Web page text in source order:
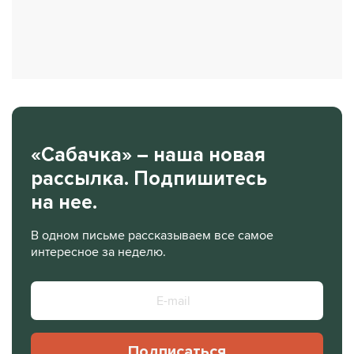
«Сабачка» – наша новая
рассылка. Подпишитесь
на нее.
В одном письме рассказываем все самое
интересное за неделю.